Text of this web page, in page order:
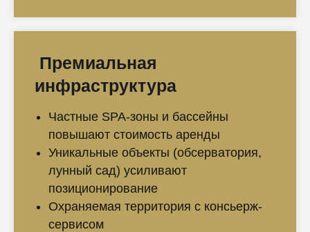
Премиальная
инфраструктура
Частные SPA-зоны и бассейны
повышают стоимость аренды
Уникальные объекты (обсерватория,
лунный сад) усиливают
позиционирование
Охраняемая территория с консьерж-
сервисом